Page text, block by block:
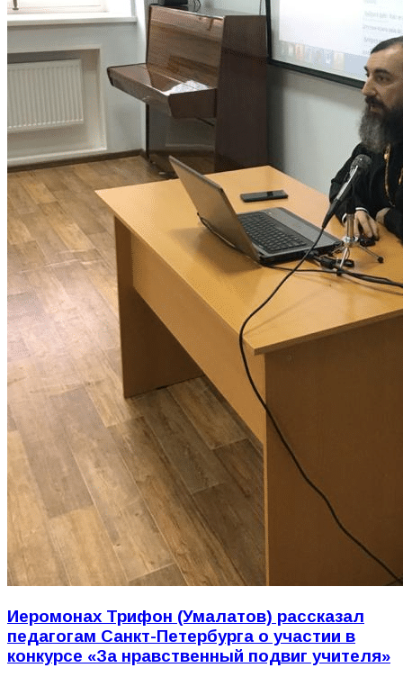
Иеромонах Трифон (Умалатов) рассказал
педагогам Санкт-Петербурга о участии в
конкурсе «За нравственный подвиг учителя»